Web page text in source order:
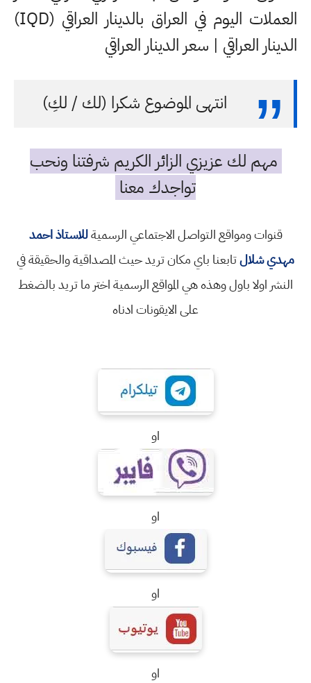
العملات اليوم في العراق بالدينار العراقي (IQD)
الدينار العراقي | سعر الدينار العراقي
انتهى الموضوع شكرا (لك / لكِ)
مهم لك عزيزي الزائر الكريم شرفتنا ونحب
تواجدك معنا
قنوات ومواقع التواصل الاجتماعي الرسميةللاستاذ احمد
مهدي شلالتابعنا باي مكان تريد حيث المصداقية والحقيقة في
النشر اولا باول وهذه هي المواقع الرسمية اختر ما تريد بالضغط
على الايقونات ادناه
او
او
او
او